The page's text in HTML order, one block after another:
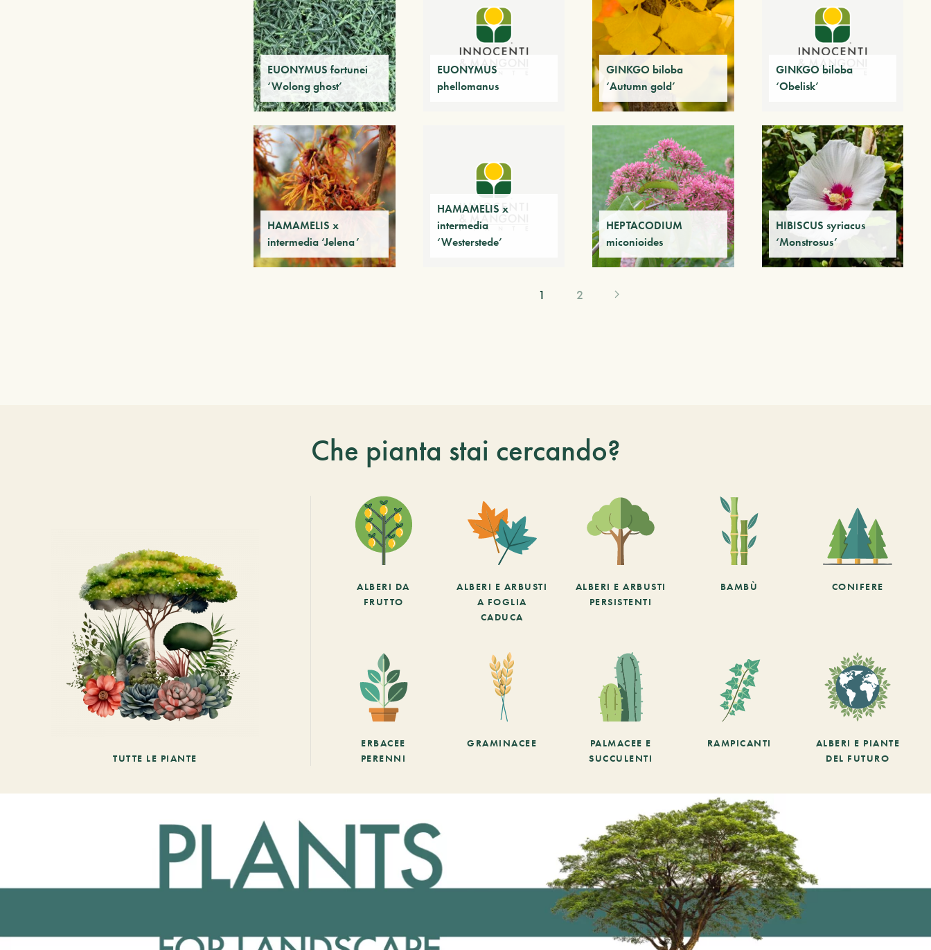
EUONYMUS fortunei
‘Wolong ghost’
EUONYMUS
phellomanus
GINKGO biloba
‘Autumn gold’
GINKGO biloba
‘Obelisk’
HAMAMELIS x
intermedia ‘Jelena’
HAMAMELIS x
intermedia
‘Westerstede’
HEPTACODIUM
miconioides
HIBISCUS syriacus
‘Monstrosus’
1 2
Che pianta stai cercando?
TUTTE LE PIANTE
ALBERI DA
FRUTTO
ALBERI E ARBUSTI
A FOGLIA
CADUCA
ALBERI E ARBUSTI
PERSISTENTI
BAMBÙ CONIFERE
ERBACEE
PERENNI
GRAMINACEE
PALMACEE E
SUCCULENTI
RAMPICANTI
ALBERI E PIANTE
DEL FUTURO